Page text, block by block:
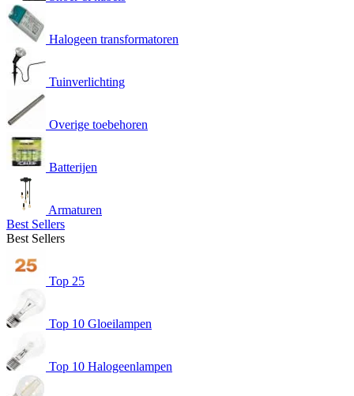
Halogeen transformatoren
Tuinverlichting
Overige toebehoren
Batterijen
Armaturen
Best Sellers
Best Sellers
Top 25
Top 10 Gloeilampen
Top 10 Halogeenlampen